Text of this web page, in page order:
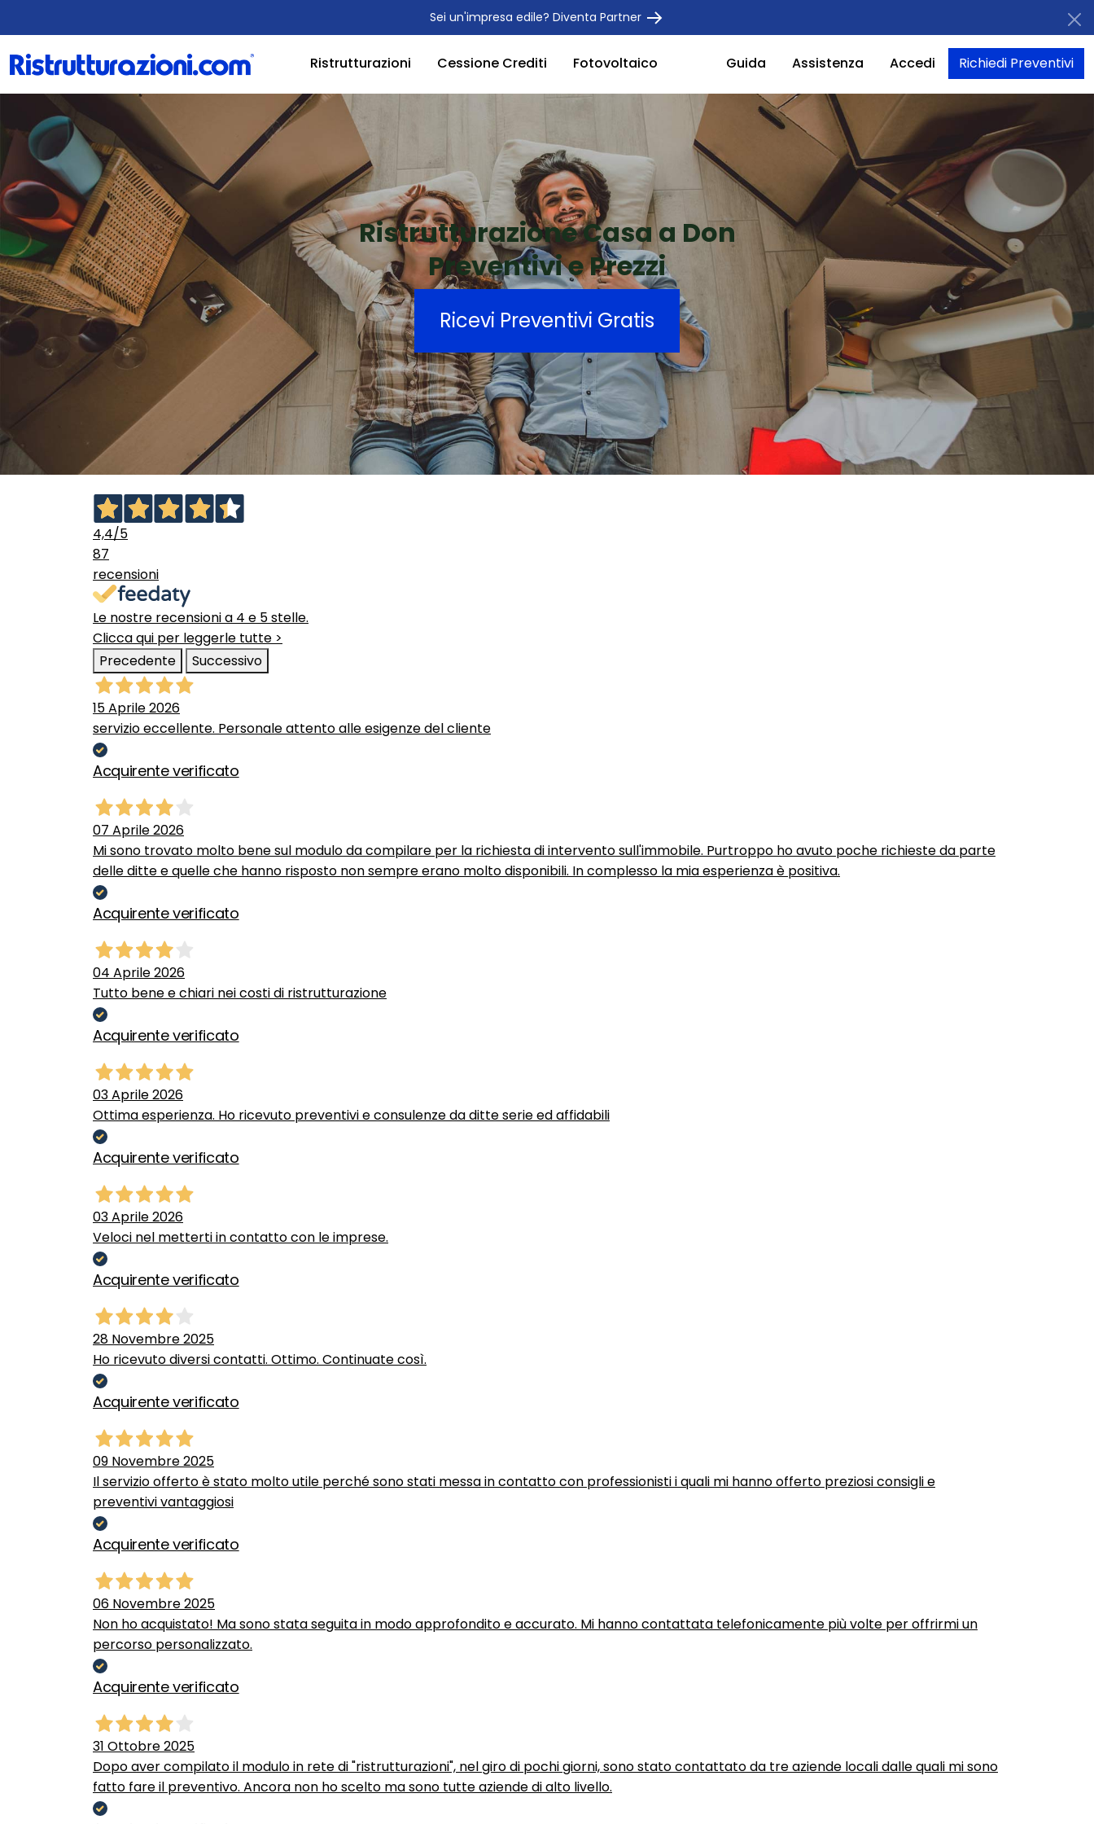
Sei un'impresa edile? Diventa Partner
Ristrutturazioni Cessione Crediti Fotovoltaico Guida Assistenza Accedi Richiedi Preventivi
Ristrutturazione Casa a Don
Preventivi e Prezzi
Ricevi Preventivi Gratis
4,4/5
87
recensioni
Le nostre recensioni a 4 e 5 stelle.
Clicca qui per leggerle tutte >
Precedente
Successivo
15 Aprile 2026
servizio eccellente. Personale attento alle esigenze del cliente
Acquirente verificato
07 Aprile 2026
Mi sono trovato molto bene sul modulo da compilare per la richiesta di intervento sull'immobile. Purtroppo ho avuto poche richieste da parte
delle ditte e quelle che hanno risposto non sempre erano molto disponibili. In complesso la mia esperienza è positiva.
Acquirente verificato
04 Aprile 2026
Tutto bene e chiari nei costi di ristrutturazione
Acquirente verificato
03 Aprile 2026
Ottima esperienza. Ho ricevuto preventivi e consulenze da ditte serie ed affidabili
Acquirente verificato
03 Aprile 2026
Veloci nel metterti in contatto con le imprese.
Acquirente verificato
28 Novembre 2025
Ho ricevuto diversi contatti. Ottimo. Continuate così.
Acquirente verificato
09 Novembre 2025
Il servizio offerto è stato molto utile perché sono stati messa in contatto con professionisti i quali mi hanno offerto preziosi consigli e
preventivi vantaggiosi
Acquirente verificato
06 Novembre 2025
Non ho acquistato! Ma sono stata seguita in modo approfondito e accurato. Mi hanno contattata telefonicamente più volte per offrirmi un
percorso personalizzato.
Acquirente verificato
31 Ottobre 2025
Dopo aver compilato il modulo in rete di "ristrutturazioni", nel giro di pochi giorni, sono stato contattato da tre aziende locali dalle quali mi sono
fatto fare il preventivo. Ancora non ho scelto ma sono tutte aziende di alto livello.